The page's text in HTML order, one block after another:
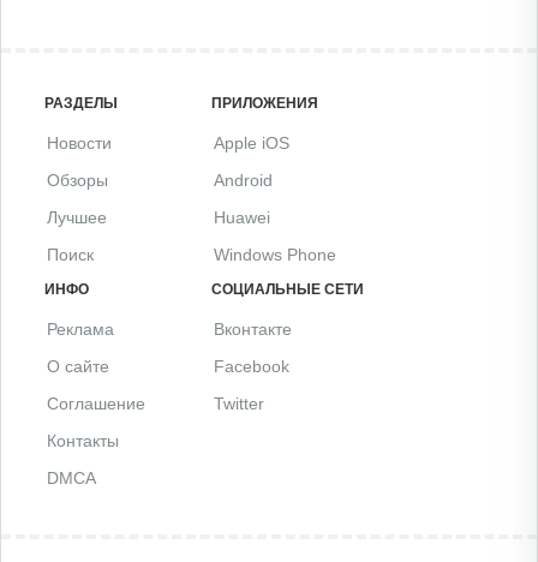
РАЗДЕЛЫ
Новости
Обзоры
Лучшее
Поиск
ПРИЛОЖЕНИЯ
Apple iOS
Android
Huawei
Windows Phone
ИНФО
Реклама
О сайте
Соглашение
Контакты
DMCA
СОЦИАЛЬНЫЕ СЕТИ
Вконтакте
Facebook
Twitter